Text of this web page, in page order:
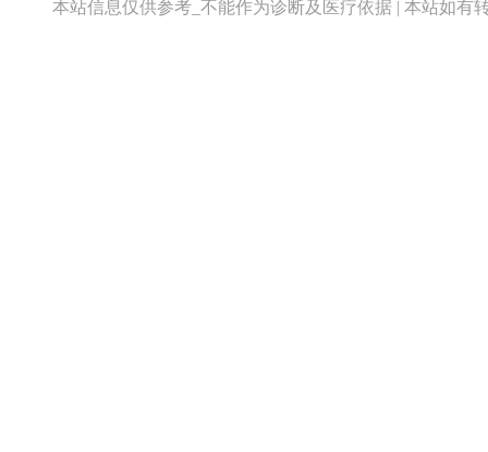
本站信息仅供参考_不能作为诊断及医疗依据 | 本站如